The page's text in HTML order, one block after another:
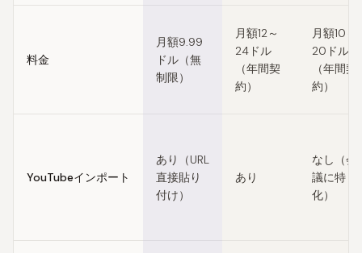
料金
月額9.99
ドル（無
制限）
月額12～
24ドル
（年間契
約）
月額10～
20ドル
（年間契
約）
YouTubeインポート
あり（URL
直接貼り
付け）
あり
なし（会
議に特
化）